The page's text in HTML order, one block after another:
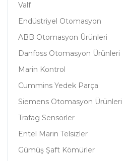
Valf
Endüstriyel Otomasyon
ABB Otomasyon Ürünleri
Danfoss Otomasyon Ürünleri
Marin Kontrol
Cummins Yedek Parça
Siemens Otomasyon Ürünleri
Trafag Sensörler
Entel Marin Telsizler
Gümüş Şaft Kömürler